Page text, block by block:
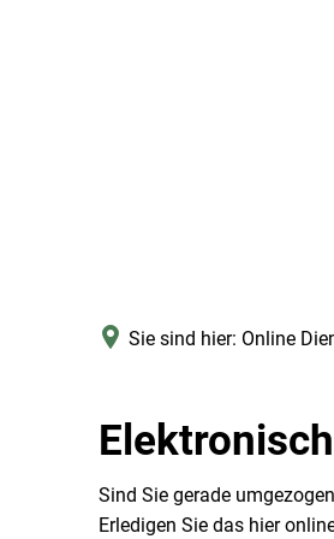
Sie sind hier: Online
Elektronische
Sind Sie gerade
Erledigen Sie das hier